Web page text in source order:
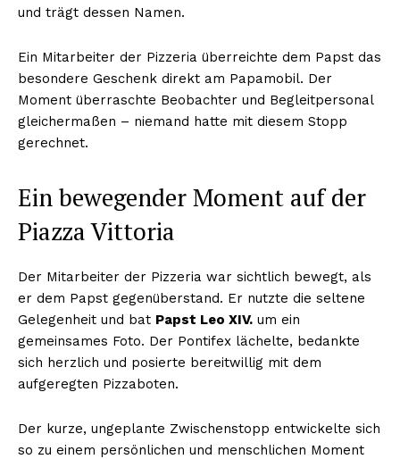
und trägt dessen Namen.
Ein Mitarbeiter der Pizzeria überreichte dem Papst das
besondere Geschenk direkt am Papamobil. Der
Moment überraschte Beobachter und Begleitpersonal
gleichermaßen – niemand hatte mit diesem Stopp
gerechnet.
Ein bewegender Moment auf der
Piazza Vittoria
Der Mitarbeiter der Pizzeria war sichtlich bewegt, als
er dem Papst gegenüberstand. Er nutzte die seltene
Gelegenheit und bat Papst Leo XIV. um ein
gemeinsames Foto. Der Pontifex lächelte, bedankte
sich herzlich und posierte bereitwillig mit dem
aufgeregten Pizzaboten.
Der kurze, ungeplante Zwischenstopp entwickelte sich
so zu einem persönlichen und menschlichen Moment